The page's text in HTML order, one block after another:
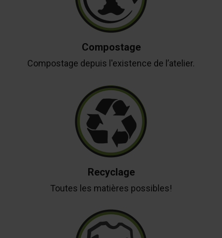
Compostage
Compostage depuis l'existence de l’atelier.
Recyclage
Toutes les matières possibles!